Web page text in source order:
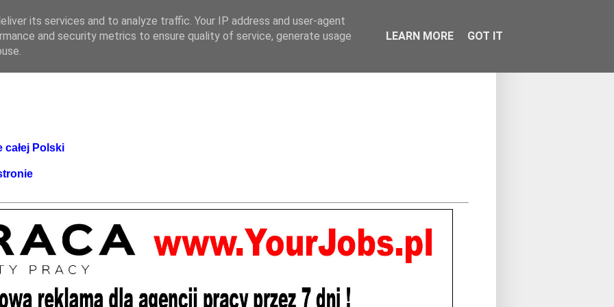
Polski
its services and to analyze traffic. Your IP address and user-agent
and security metrics to ensure quality of service, generate usage
LEARN MORE GOT IT